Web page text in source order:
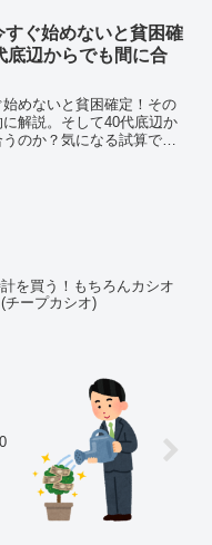
た次第です。
すぐ始めないと貧困確
底辺からでも間に合
めないと貧困確定！その
解説。そして40代底辺か
うのか？気になる試算で現
を買う！もちろんカシオ
チープカシオ)